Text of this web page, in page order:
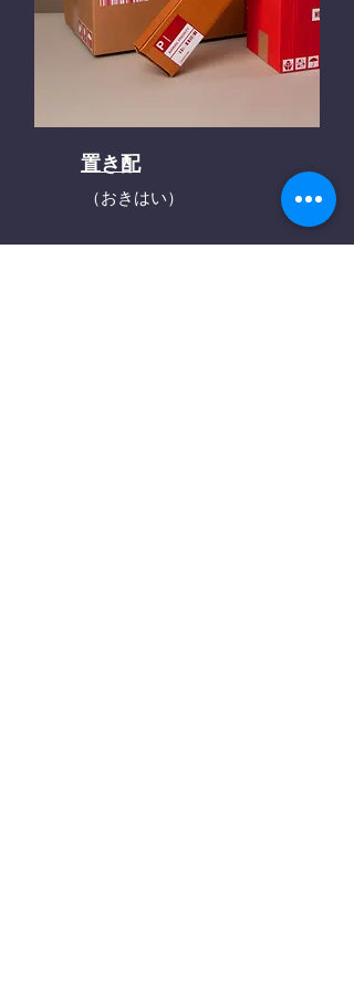
置き配
（おきはい）